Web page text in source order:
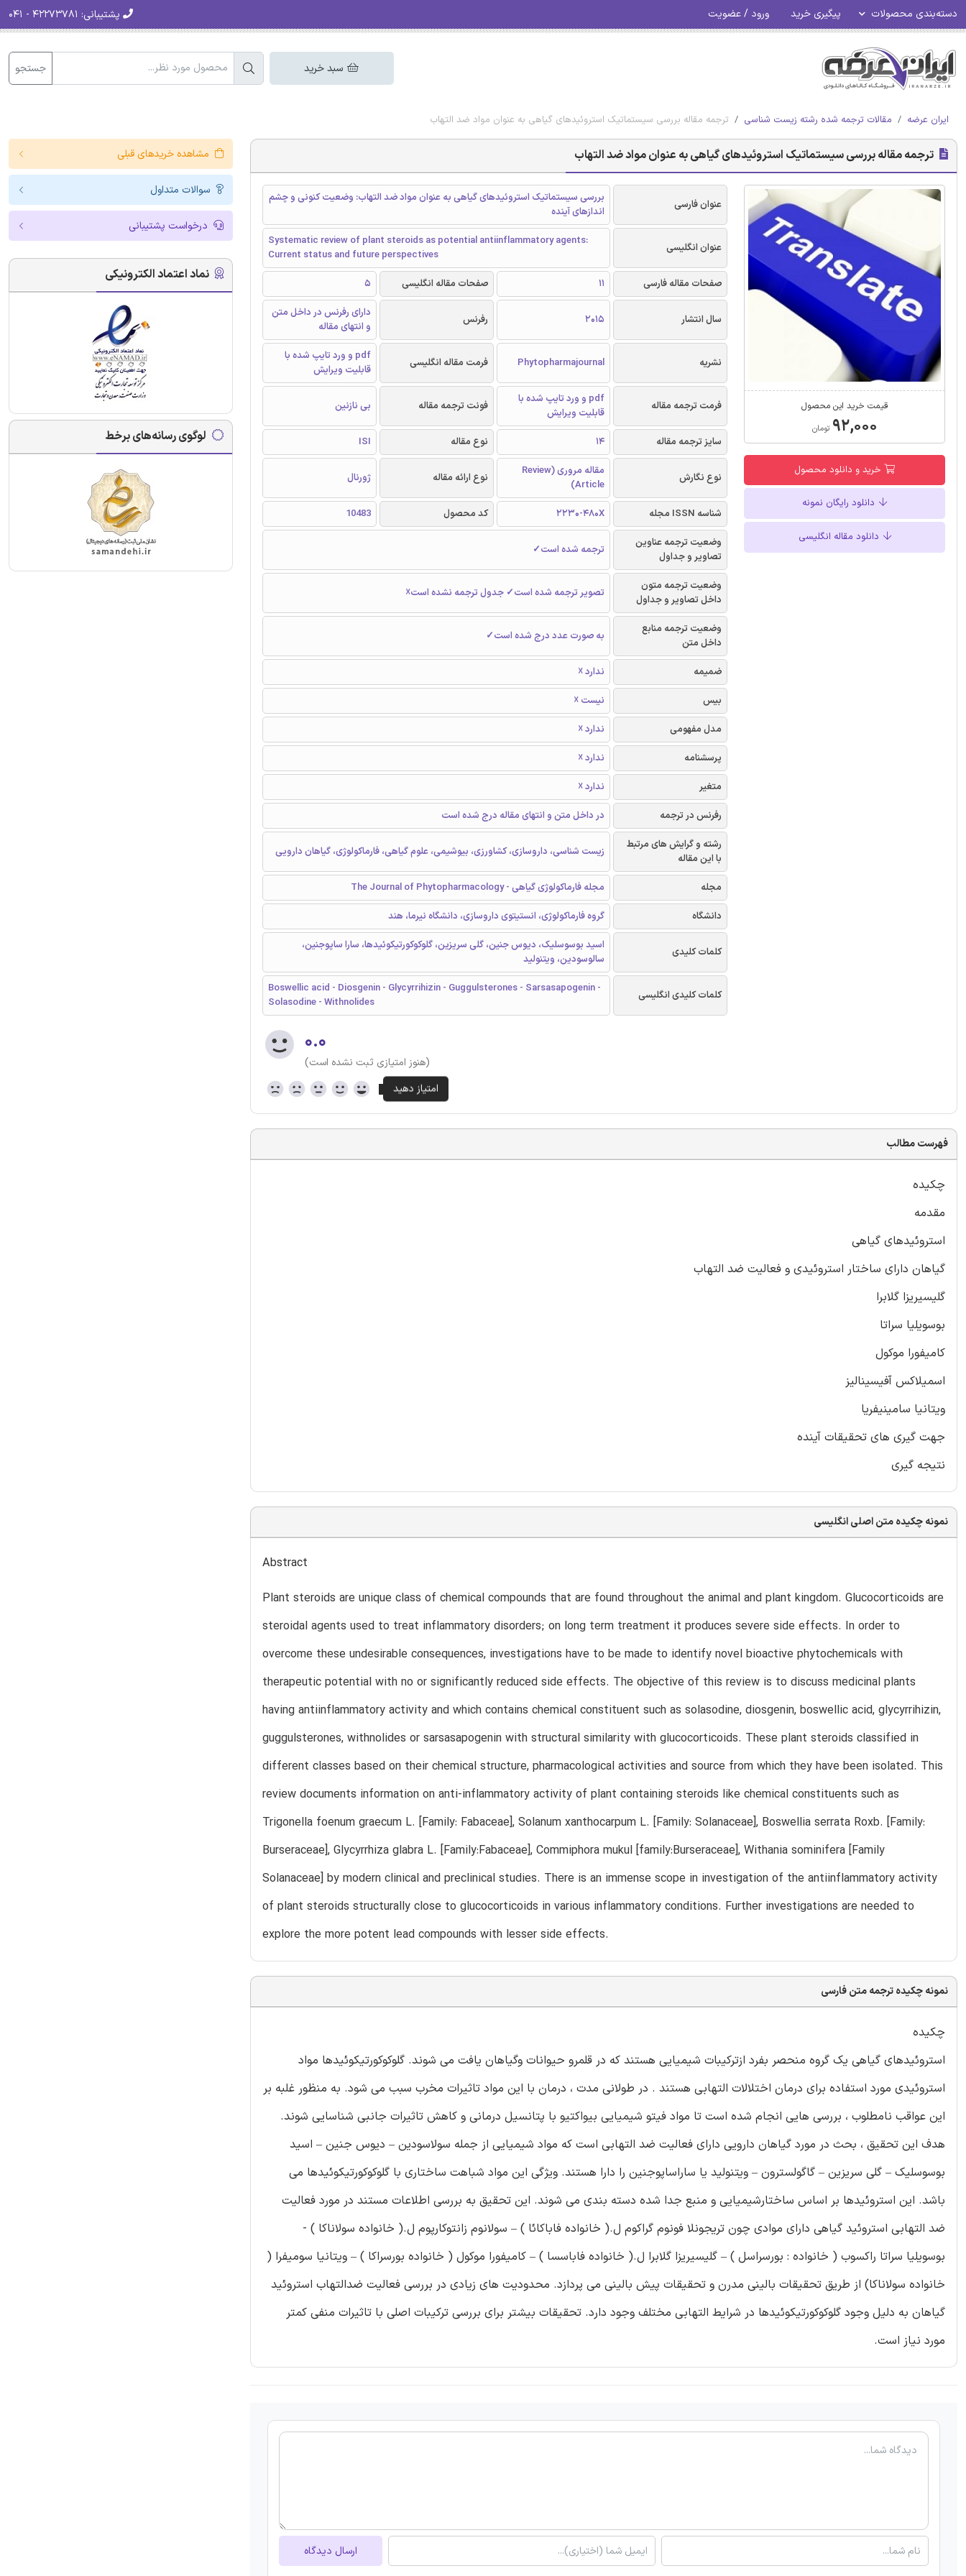
دسته‌بندی محصولات پیگیری خرید ورود / عضویت پشتیبانی:
سبد خرید جستجو
ایران عرضه مقالات ترجمه شده رشته زیست شناسی ترجمه مقاله بررسی سیستماتیک استروئیدهای گیاهی به عنوان مواد ضد التهاب
ترجمه مقاله بررسی سیستماتیک استروئیدهای گیاهی به عنوان مواد ضد التهاب
قیمت خرید این محصول
۹۲,۰۰۰ تومان
خرید و دانلود محصول
دانلود رایگان نمونه
دانلود مقاله انگلیسی
عنوان فارسی
بررسی سیستماتیک استروئیدهای گیاهی به عنوان مواد ضد التهاب: وضعیت کنونی و چشم
اندازهای آینده
عنوان انگلیسی
Systematic review of plant steroids as potential antiinflammatory agents:
Current status and future perspectives
صفحات مقاله فارسی
11 صفحات مقاله انگلیسی 5
سال انتشار 2015 رفرنس
دارای رفرنس در داخل متن
و انتهای مقاله
نشریه Phytopharmajournal فرمت مقاله انگلیسی
pdf و ورد تایپ شده با
قابلیت ویرایش
فرمت ترجمه مقاله
pdf و ورد تایپ شده با
قابلیت ویرایش
فونت ترجمه مقاله بی نازنین
سایز ترجمه مقاله 14 نوع مقاله ISI
نوع نگارش
مقاله مروری (Review
Article)
نوع ارائه مقاله ژورنال
شناسه ISSN مجله 2230-480X کد محصول
10483
وضعیت ترجمه عناوین
تصاویر و جداول
ترجمه شده است✓
وضعیت ترجمه متون
داخل تصاویر و جداول
تصویر ترجمه شده است✓ جدول ترجمه نشده است☓
وضعیت ترجمه منابع
داخل متن
به صورت عدد درج شده است✓
ضمیمه
ندارد ☓
بیس
نیست ☓
مدل مفهومی
ندارد ☓
پرسشنامه
ندارد ☓
متغیر
ندارد ☓
رفرنس در ترجمه
در داخل متن و انتهای مقاله درج شده است
رشته و گرایش های مرتبط
با این مقاله
زیست شناسی، داروسازی، کشاورزی، بیوشیمی، علوم گیاهی، فارماکولوژی، گیاهان دارویی
مجله
مجله فارماکولوژی گیاهی - The Journal of Phytopharmacology
دانشگاه
گروه فارماکولوژی، انستیتوی داروسازی، دانشگاه نیرما، هند
کلمات کلیدی
اسید بوسوسلیک، دیوس جنین، گلی سریزین، گلوکوکورتیکوئیدها، سارا ساپوجنین،
سالوسودین، ویتنولید
کلمات کلیدی انگلیسی
Boswellic acid - Diosgenin - Glycyrrihizin - Guggulsterones - Sarsasapogenin -
Solasodine - Withnolides
۰.۰
(هنوز امتیازی ثبت نشده است)
فهرست مطالب
چکیده
مقدمه
استروئیدهای گیاهی
گیاهان دارای ساختار استروئیدی و فعالیت ضد التهاب
گلیسیریزا گلابرا
بوسویلیا سراتا
کامیفورا موکول
اسمیلاکس آفیسینالیز
ویتانیا سامینیفریا
جهت گیری های تحقیقات آینده
نتیجه گیری
نمونه چکیده متن اصلی انگلیسی
Abstract
Plant steroids are unique class of chemical compounds that are found throughout the animal and plant kingdom. Glucocorticoids are
steroidal agents used to treat inflammatory disorders; on long term treatment it produces severe side effects. In order to
overcome these undesirable consequences, investigations have to be made to identify novel bioactive phytochemicals with
therapeutic potential with no or significantly reduced side effects. The objective of this review is to discuss medicinal plants
having antiinflammatory activity and which contains chemical constituent such as solasodine, diosgenin, boswellic acid, glycyrrihizin,
guggulsterones, withnolides or sarsasapogenin with structural similarity with glucocorticoids. These plant steroids classified in
different classes based on their chemical structure, pharmacological activities and source from which they have been isolated. This
review documents information on anti-inflammatory activity of plant containing steroids like chemical constituents such as
Trigonella foenum graecum L. [Family: Fabaceae], Solanum xanthocarpum L. [Family: Solanaceae], Boswellia serrata Roxb. [Family:
Burseraceae], Glycyrrhiza glabra L. [Family:Fabaceae], Commiphora mukul [family:Burseraceae], Withania sominifera [Family
Solanaceae] by modern clinical and preclinical studies. There is an immense scope in investigation of the antiinflammatory activity
of plant steroids structurally close to glucocorticoids in various inflammatory conditions. Further investigations are needed to
explore the more potent lead compounds with lesser side effects.
نمونه چکیده ترجمه متن فارسی
چکیده
استروئیدهای گیاهی یک گروه منحصر بفرد ازترکیبات شیمیایی هستند که در قلمرو حیوانات وگیاهان یافت می شوند. گلوکوکورتیکوئیدها مواد
استروئیدی مورد استفاده برای درمان اختلالات التهابی هستند . در طولانی مدت ، درمان با این مواد تاثیرات مخرب سبب می شود. به منظور غلبه بر
این عواقب نامطلوب ، بررسی هایی انجام شده است تا مواد فیتو شیمیایی بیواکتیو با پتانسیل درمانی و کاهش تاثیرات جانبی شناسایی شوند.
هدف این تحقیق ، بحث در مورد گیاهان دارویی دارای فعالیت ضد التهابی است که مواد شیمیایی از جمله سولاسودین – دیوس جنین – اسید
بوسوسلیک – گلی سریزین – گاگولسترون – ویتنولید یا ساراساپوجنین را دارا هستند. ویژگی این مواد شباهت ساختاری با گلوکوکورتیکوئیدها می
باشد. این استروئیدها بر اساس ساختارشیمیایی و منبع جدا شده دسته بندی می شوند. این تحقیق به بررسی اطلاعات مستند در مورد فعالیت
ضد التهابی استروئید گیاهی دارای موادی چون تریجونلا فونوم گراکوم ل.( خانواده فاباکائا ) – سولانوم زانتوکارپوم ل.( خانواده سولاناکا ) -
بوسویلیا سراتا راکسوب ( خانواده : بورسراسل ) – گلیسیریزا گلابرا ل.( خانواده فاباسسا ) – کامیفورا موکول ( خانواده بورسراکا ) – ویتانیا سومیفرا (
خانواده سولاناکا) از طریق تحقیقات بالینی مدرن و تحقیقات پیش بالینی می پردازد. محدودیت های زیادی در بررسی فعالیت ضدالتهاب استروئید
گیاهان به دلیل وجود گلوکوکورتیکوئیدها در شرایط التهابی مختلف وجود دارد. تحقیقات بیشتر برای بررسی ترکیبات اصلی با تاثیرات منفی کمتر
مورد نیاز است.
ارسال دیدگاه
مشاهده خریدهای قبلی
سوالات متداول
درخواست پشتیبانی
نماد اعتماد الکترونیکی
لوگوی رسانه‌های برخط